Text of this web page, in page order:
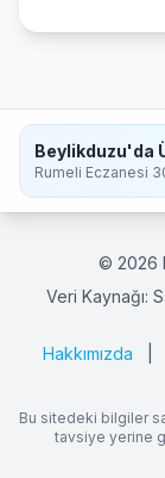
Beylikduzu'da
Rumeli Eczanesi
© 2026
Veri Kaynağı:
Hakkımızda
Bu sitedeki bilgiler
tavsiye yerine